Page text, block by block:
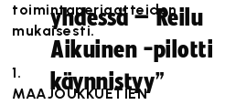
toimintaperiaatteiden
mukaisesti.
1.
MAAJOUKKUETIEN
yhdessä – Reilu
Aikuinen -pilotti
käynnistyy”